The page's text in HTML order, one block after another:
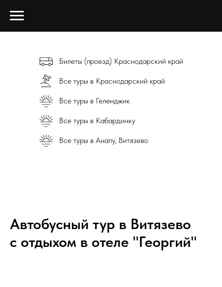
Билеты (проезд) Краснодарский край
Все туры в Краснодарский край
Все туры в Геленджик
Все туры в Кабардинку
Все туры в Анапу, Витязево
Автобусный тур в Витязево
с отдыхом в отеле "Георгий"